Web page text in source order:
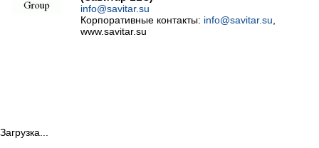
info@savitar.su
Корпоративные контакты: info@savitar.su
www.savitar.su
Загрузка...